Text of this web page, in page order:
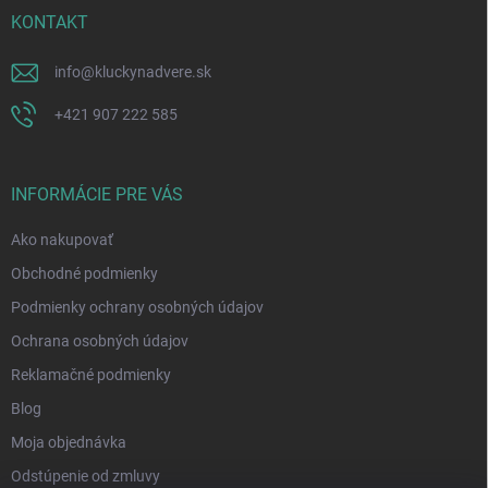
KONTAKT
info@kluckynadvere.sk
+421 907 222 585
INFORMÁCIE PRE VÁS
Ako nakupovať
Obchodné podmienky
Podmienky ochrany osobných údajov
Ochrana osobných údajov
Reklamačné podmienky
Blog
Moja objednávka
Odstúpenie od zmluvy